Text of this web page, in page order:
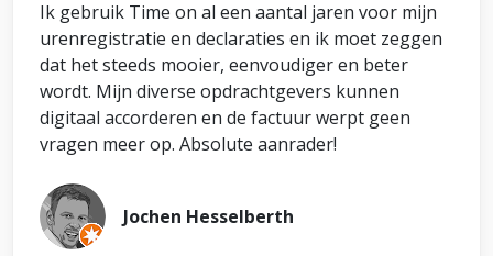
Ik gebruik Time on al een aantal jaren voor mijn
urenregistratie en declaraties en ik moet zeggen
dat het steeds mooier, eenvoudiger en beter
wordt. Mijn diverse opdrachtgevers kunnen
digitaal accorderen en de factuur werpt geen
vragen meer op. Absolute aanrader!
Jochen Hesselberth